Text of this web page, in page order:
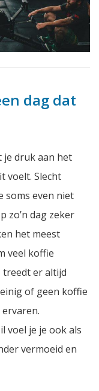
dag dat
je druk aan het
voelt. Slecht
soms even niet
zo’n dag zeker
het meest
veel koffie
er altijd
of geen koffie
voel je je ook als
vermoeid en